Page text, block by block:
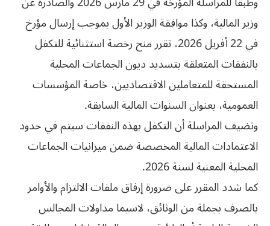
وزير المالية، وكذا موافقة الوزير الأول بموجب إرسال مؤرخ
في 22 أفريل 2026، تقرر منح رخصة استثنائية للتكفل
بالنفقات المتعلقة بتسديد ديون الجماعات المحلية
المستحقة للمتعاملين الاقتصاديين، خاصة المؤسسات
العمومية، بعنوان السنوات المالية السابقة.
وتضيف المراسلة أن التكفل بهذه النفقات سيتم في حدود
الاعتمادات المالية المخصصة ضمن ميزانيات الجماعات
المحلية المعنية لسنة 2026.
كما شدد المقرر على ضرورة إرفاق ملفات الالتزام والأوامر
بالصرف بجملة من الوثائق، لاسيما مداولات المجالس